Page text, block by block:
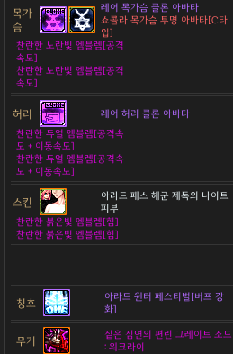
목가
슴
레어 목가슴 클론 아바타
쇼콜라 목가슴 투명 아바타[C타
입]
찬란한 노란빛 엠블렘[공격
속도]
찬란한 노란빛 엠블렘[공격
속도]
허리 레어 허리 클론 아바타
찬란한 듀얼 엠블렘[공격속
도 + 이동속도]
찬란한 듀얼 엠블렘[공격속
도 + 이동속도]
스킨
아라드 패스 해군 제독의 나이트
피부
찬란한 붉은빛 엠블렘[힘]
찬란한 붉은빛 엠블렘[힘]
칭호
아라드 윈터 페스티벌[버프 강
화]
무기
짙은 심연의 편린 그레이트 소드
: 워크라이